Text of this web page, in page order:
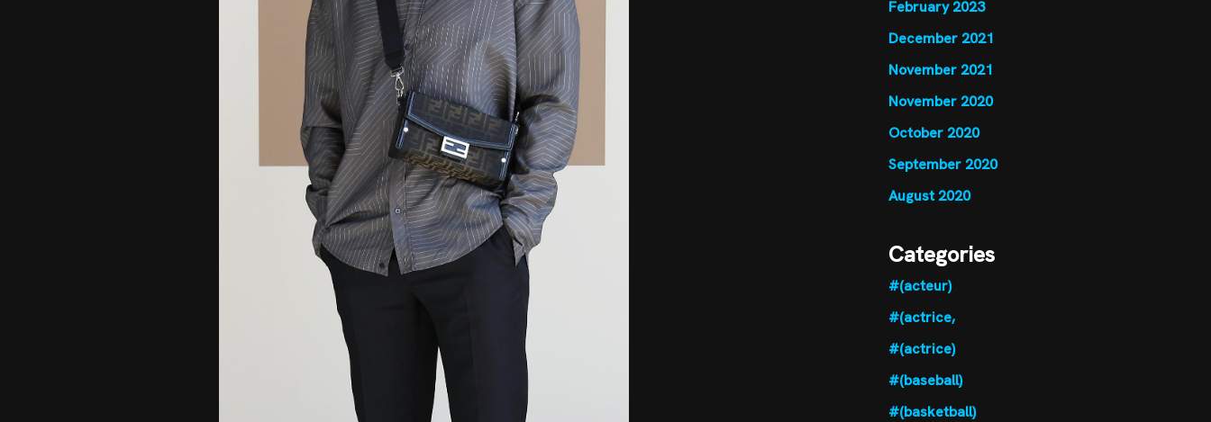
February 2023
December 2021
November 2021
November 2020
October 2020
September 2020
August 2020
Categories
#(acteur)
#(actrice,
#(actrice)
#(baseball)
#(basketball)